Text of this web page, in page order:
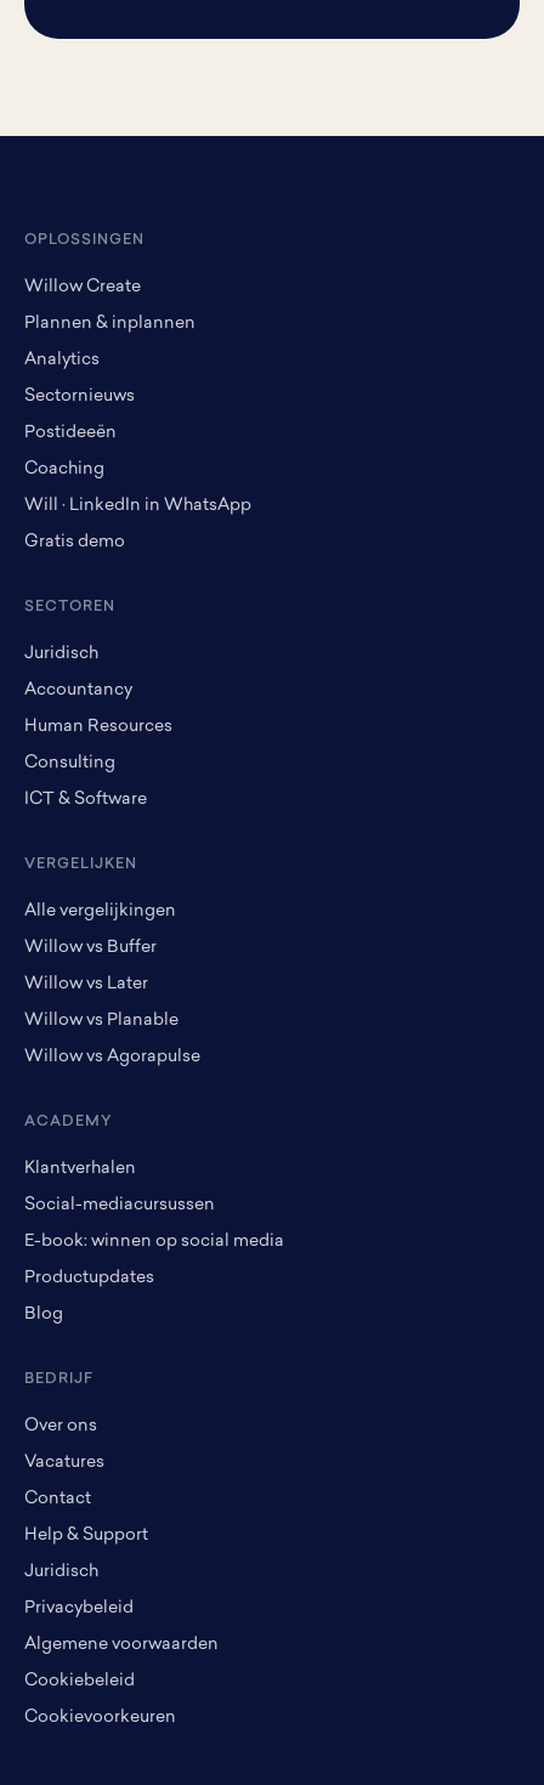
OPLOSSINGEN
Willow Create
Plannen & inplannen
Analytics
Sectornieuws
Postideeën
Coaching
Will · LinkedIn in WhatsApp
Gratis demo
SECTOREN
Juridisch
Accountancy
Human Resources
Consulting
ICT & Software
VERGELIJKEN
Alle vergelijkingen
Willow vs Buffer
Willow vs Later
Willow vs Planable
Willow vs Agorapulse
ACADEMY
Klantverhalen
Social-mediacursussen
E-book: winnen op social media
Productupdates
Blog
BEDRIJF
Over ons
Vacatures
Contact
Help & Support
Juridisch
Privacybeleid
Algemene voorwaarden
Cookiebeleid
Cookievoorkeuren